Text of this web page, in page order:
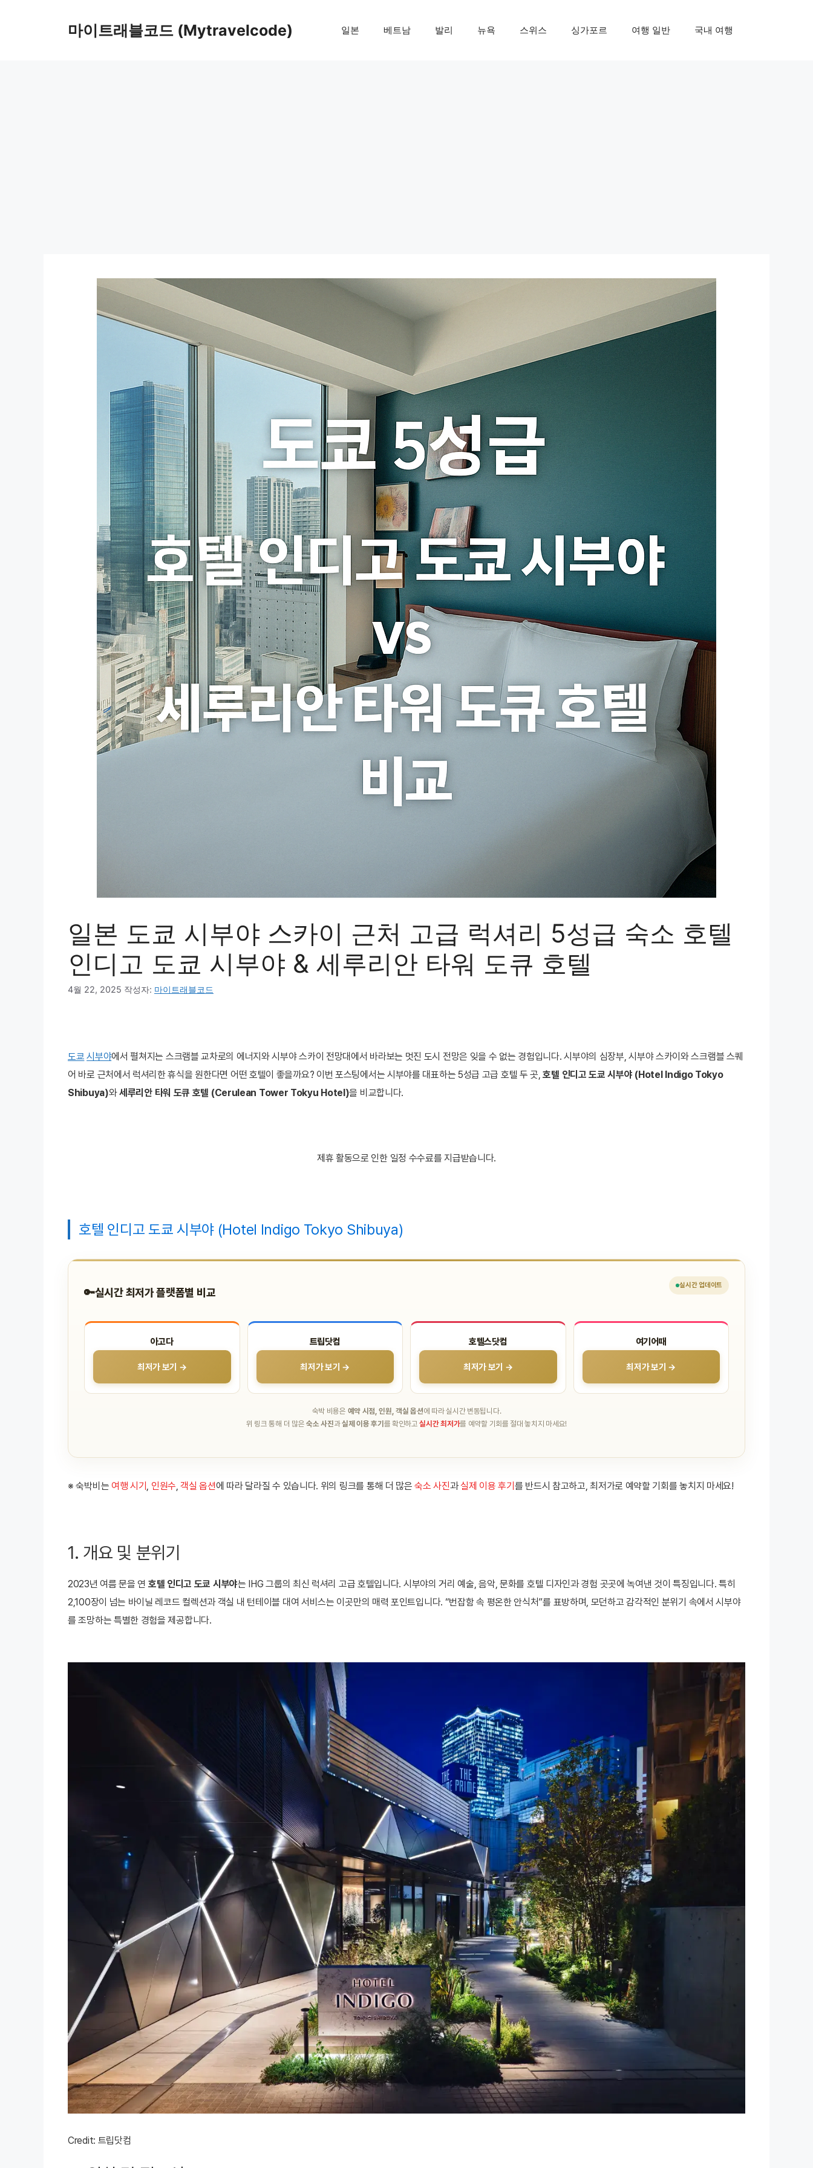
마이트래블코드 (Mytravelcode) 일본 베트남 발리 뉴욕 스위스 싱가포르 여행 일반 국내 여행
일본 도쿄 시부야 스카이 근처 고급 럭셔리 5성급 숙소 호텔
인디고 도쿄 시부야 & 세루리안 타워 도큐 호텔
4월 22, 2025 작성자: 마이트래블코드
도쿄 시부야에서 펼쳐지는 스크램블 교차로의 에너지와 시부야 스카이 전망대에서 바라보는 멋진 도시 전망은 잊을 수 없는 경험입니다. 시부야의 심장부, 시부야 스카이와 스크램블 스퀘
어 바로 근처에서 럭셔리한 휴식을 원한다면 어떤 호텔이 좋을까요? 이번 포스팅에서는 시부야를 대표하는 5성급 고급 호텔 두 곳,호텔 인디고 도쿄 시부야 (Hotel Indigo Tokyo
Shibuya)와세루리안 타워 도큐 호텔 (Cerulean Tower Tokyu Hotel)을 비교합니다.
제휴 활동으로 인한 일정 수수료를 지급받습니다.
호텔 인디고 도쿄 시부야 (Hotel Indigo Tokyo Shibuya)
🔑실시간 최저가 플랫폼별 비교
실시간업데이트
아고다
최저가 보기 →
트립닷컴
최저가 보기 →
호텔스닷컴
최저가 보기 →
여기어때
최저가 보기 →
숙박 비용은 예약 시점, 인원, 객실 옵션에 따라 실시간 변동됩니다.
위 링크 통해 더 많은숙소 사진과실제 이용 후기 를 확인하고실시간 최저가를 예약할 기회를 절대 놓치지 마세요!
※ 숙박비는 여행 시기 , 인원수, 객실 옵션에 따라 달라질 수 있습니다. 위의 링크를 통해 더 많은 숙소 사진과실제 이용 후기 를 반드시 참고하고, 최저가로 예약할 기회를 놓치지 마세요!
1. 개요 및 분위기
2023년 여름 문을 연 호텔 인디고 도쿄 시부야는 IHG 그룹의 최신 럭셔리 고급 호텔입니다. 시부야의 거리 예술, 음악, 문화를 호텔 디자인과 경험 곳곳에 녹여낸 것이 특징입니다. 특히
2,100장이 넘는 바이닐 레코드 컬렉션과 객실 내 턴테이블 대여 서비스는 이곳만의 매력 포인트입니다. “번잡함 속 평온한 안식처”를 표방하며, 모던하고 감각적인 분위기 속에서 시부야
를 조망하는 특별한 경험을 제공합니다.
Credit: 트립닷컴